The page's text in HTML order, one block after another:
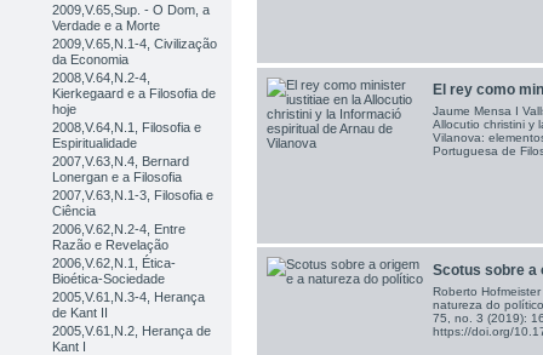
2009,V.65,Sup. - O Dom, a
Verdade e a Morte
2009,V.65,N.1-4, Civilização
da Economia
2008,V.64,N.2-4,
Kierkegaard e a Filosofia de
hoje
2008,V.64,N.1, Filosofia e
Espiritualidade
2007,V.63,N.4, Bernard
Lonergan e a Filosofia
2007,V.63,N.1-3, Filosofia e
Ciência
2006,V.62,N.2-4, Entre
Razão e Revelação
2006,V.62,N.1, Ética-
Bioética-Sociedade
2005,V.61,N.3-4, Herança
de Kant II
2005,V.61,N.2, Herança de
Kant I
El rey como
Jaume Mensa I
Allocutio christini y
Vilanova:
Portuguesa de
Scotus sobre a
Roberto
natureza do
75, no. 3 (2019):
https://doi.org/